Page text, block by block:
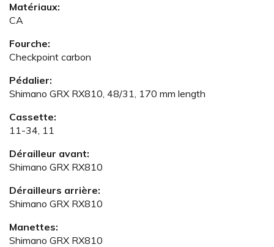
Matériaux:
CA
Fourche:
Checkpoint carbon
Pédalier:
Shimano GRX RX810, 48/31, 170 mm length
Cassette:
11-34, 11
Dérailleur avant:
Shimano GRX RX810
Dérailleurs arrière:
Shimano GRX RX810
Manettes:
Shimano GRX RX810